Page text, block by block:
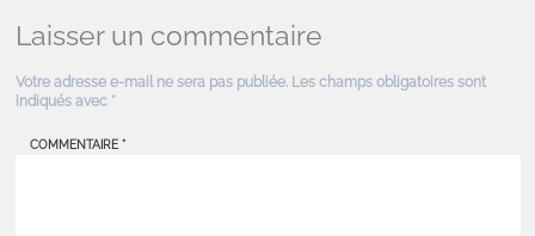
Laisser un commentaire
Votre adresse e-mail ne sera pas publiée. Les champs obligatoires sont
indiqués avec *
COMMENTAIRE *